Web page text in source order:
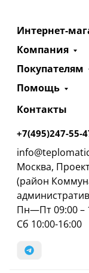
Интернет-
Компания
Покупателям
Помощь
Контакты
+7(495)247-55-
Москва,
(район
Пн—Пт 09:00 –
Сб 10:00-16:00